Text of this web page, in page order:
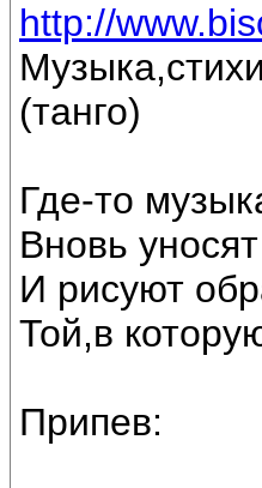
http://
(танго)
Где-то
Вновь
И рисуют
Той,в
Припев: